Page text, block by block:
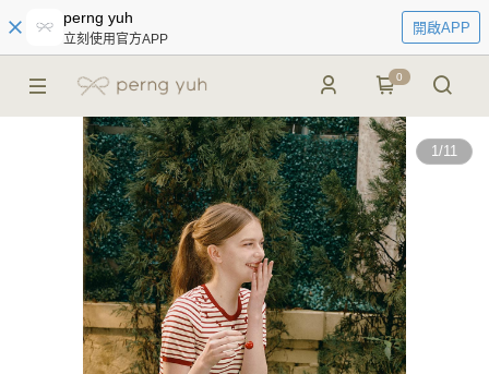
perng yuh
立刻使用官方APP
開啟APP
0
1/11